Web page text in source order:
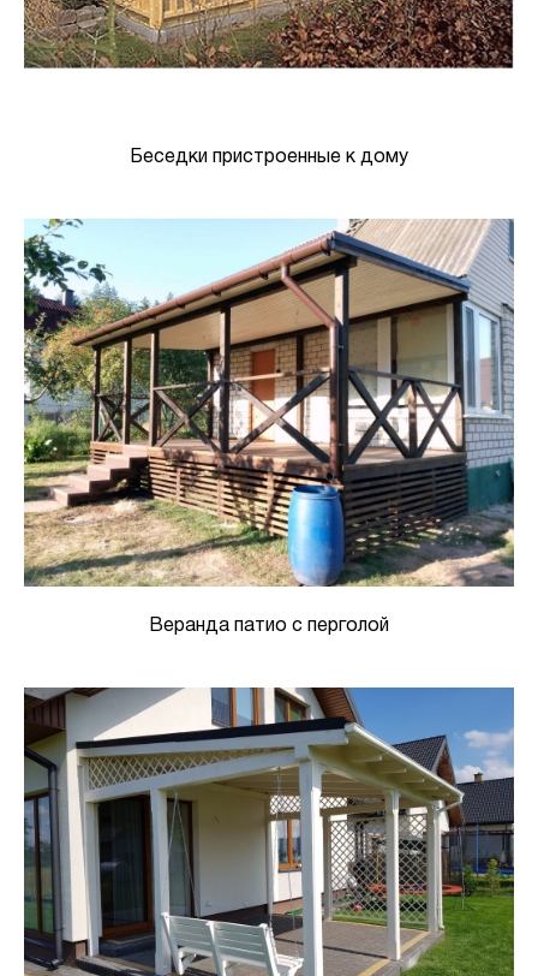
Беседки пристроенные к дому
Веранда патио с перголой